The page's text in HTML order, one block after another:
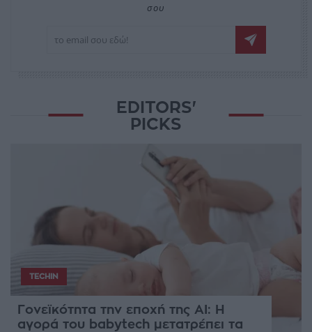
σου
EDITORS'
PICKS
TECHIN
Γονεϊκότητα την εποχή της AI: Η
αγορά του babytech μετατρέπει τα